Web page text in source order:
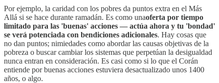
Por ejemplo, la caridad con los pobres da puntos extra en el Más
Allá si se hace durante ramadán. Es como unaoferta por tiempo
limitado para las 'buenas' acciones — actúa ahora y tu 'bondad'
se verá potenciada con bendiciones adicionales. Hay cosas que
no dan puntos; nimiedades como abordar las causas objetivas de la
pobreza o buscar cambiar los sistemas que perpetúan la desigualdad
nunca entran en consideración. Es casi como si lo que el Corán
entiende por buenas acciones estuviera desactualizado unos 1400
años, o algo.